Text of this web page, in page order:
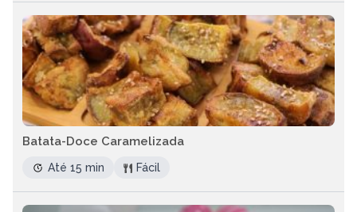
Batata-Doce Caramelizada
Até 15 min Fácil